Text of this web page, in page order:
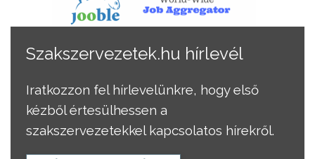
Szakszervezetek.hu hírlevél
Iratkozzon fel hírlevelünkre, hogy első
kézből értesülhessen a
szakszervezetekkel kapcsolatos hírekről.